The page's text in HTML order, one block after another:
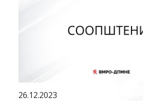
26.12.2023